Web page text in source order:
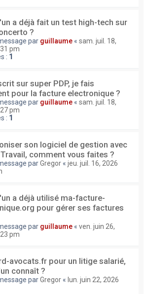
a déjà fait un test high-tech sur
?
par guillaume « sam. juil. 18,
pm
: 1
sur super PDP, je fais
pour la facture electronique ?
par guillaume « sam. juil. 18,
pm
: 1
son logiciel de gestion avec
comment vous faites ?
parGregor « jeu. juil. 16, 2026
a déjà utilisé ma-facture-
pour gérer ses factures
par guillaume « ven. juin 26,
pm
avocats.fr pour un litige salarié,
connaît ?
parGregor « lun. juin 22, 2026